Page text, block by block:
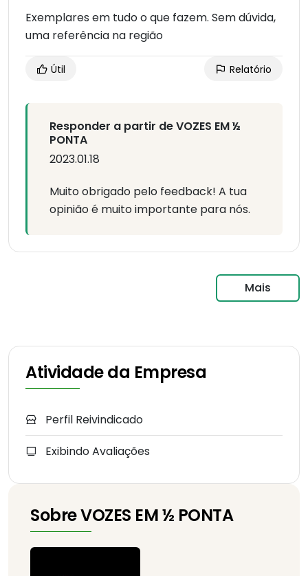
Exemplares em tudo o que fazem. Sem dúvida,
uma referência na região
Útil Relatório
Responder a partir de VOZES EM ½
PONTA
2023.01.18
Muito obrigado pelo feedback! A tua
opinião é muito importante para nós.
Mais
Atividade da Empresa
Perfil Reivindicado
Exibindo Avaliações
Sobre VOZES EM ½ PONTA